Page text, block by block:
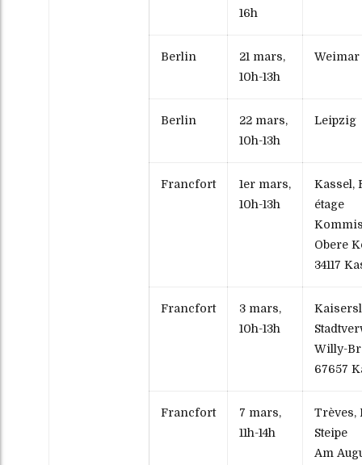
16h
Berlin
21 mars,
10h-13h
Weimar
Berlin
22 mars,
10h-13h
Leipzig
Francfort
1er mars,
10h-13h
Kassel,
étage
Obere
34117
Francfort
3 mars,
10h-13h
Willy-
67657
Francfort
7 mars,
11h-14h
Trèves,
Steipe
Am